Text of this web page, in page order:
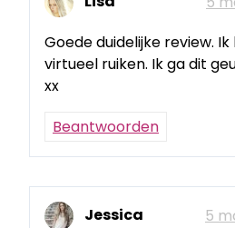
Goede duidelijke review.
virtueel ruiken. Ik ga dit
xx
Beantwoorden
Jessica 5